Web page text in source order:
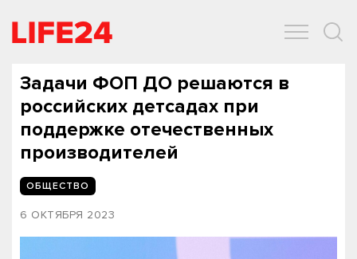
Задачи ФОП ДО решаются в
российских детсадах при
поддержке отечественных
производителей
ОБЩЕСТВО
6 ОКТЯБРЯ 2023